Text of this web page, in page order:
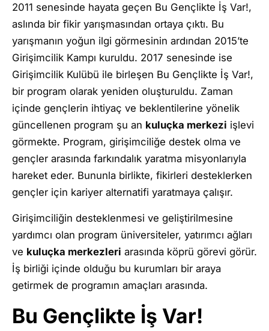
2011 senesinde hayata geçen Bu Gençlikte İş Var!,
aslında bir fikir yarışmasından ortaya çıktı. Bu
yarışmanın yoğun ilgi görmesinin ardından 2015’te
Girişimcilik Kampı kuruldu. 2017 senesinde ise
Girişimcilik Kulübü ile birleşen Bu Gençlikte İş Var!,
bir program olarak yeniden oluşturuldu. Zaman
içinde gençlerin ihtiyaç ve beklentilerine yönelik
güncellenen program şu an kuluçka merkezi işlevi
görmekte. Program, girişimciliğe destek olma ve
gençler arasında farkındalık yaratma misyonlarıyla
hareket eder. Bununla birlikte, fikirleri desteklerken
gençler için kariyer alternatifi yaratmaya çalışır.
Girişimciliğin desteklenmesi ve geliştirilmesine
yardımcı olan program üniversiteler, yatırımcı ağları
ve kuluçka merkezleri arasında köprü görevi görür.
İş birliği içinde olduğu bu kurumları bir araya
getirmek de programın amaçları arasında.
Bu Gençlikte İş Var!